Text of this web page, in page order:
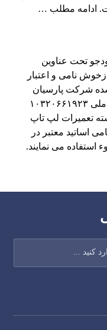
ادامه مطلب …
تحت عناوین
نامی و اعتبار
شرکت پارسیان
رایانه به شماره ثبت۴۱۵۲۲۲ و شناسه ملی ۱۰۳۲۰۶۶۱۹۲۳
تعمیرات لپ تاپ
اساتید معتبر در
استفاده می نمایند.